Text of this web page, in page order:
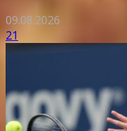
09.08.2026
21